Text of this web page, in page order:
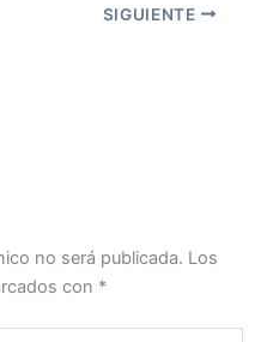
SIGUIENTE
no será publicada. Los
con *